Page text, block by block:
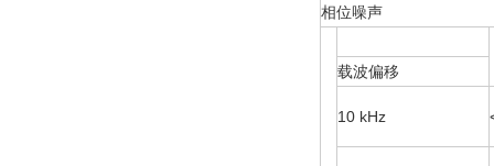
相位噪声
载波偏移
10 kHz